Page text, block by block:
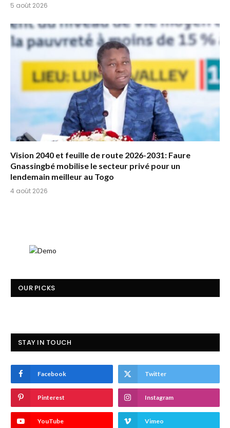
5 août 2026
Vision 2040 et feuille de route 2026-2031: Faure
Gnassingbé mobilise le secteur privé pour un
lendemain meilleur au Togo
4 août 2026
OUR PICKS
STAY IN TOUCH
Facebook Twitter
Pinterest Instagram
YouTube Vimeo